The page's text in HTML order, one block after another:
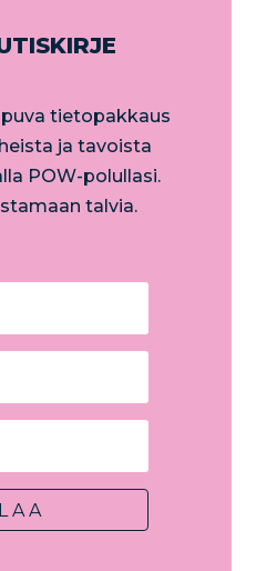
tietopakkaus
ja tavoista
POW-polullasi.
talvia.